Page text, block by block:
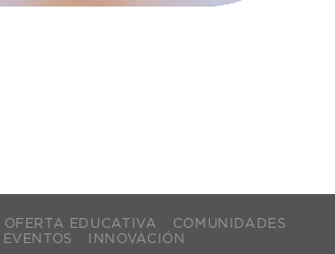
OFERTA EDUCATIVA
COMUNIDADES
EVENTOS
INNOVACIÓN